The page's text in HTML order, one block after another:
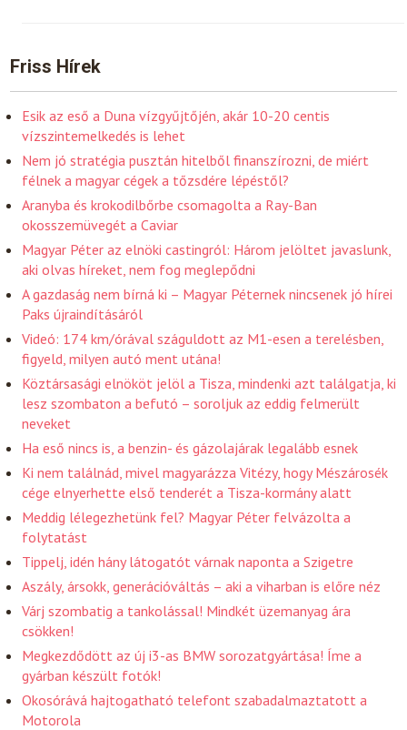
Friss Hírek
Esik az eső a Duna vízgyűjtőjén, akár 10-20 centis
vízszintemelkedés is lehet
Nem jó stratégia pusztán hitelből finanszírozni, de miért
félnek a magyar cégek a tőzsdére lépéstől?
Aranyba és krokodilbőrbe csomagolta a Ray-Ban
okosszemüvegét a Caviar
Magyar Péter az elnöki castingról: Három jelöltet javaslunk,
aki olvas híreket, nem fog meglepődni
A gazdaság nem bírná ki – Magyar Péternek nincsenek jó hírei
Paks újraindításáról
Videó: 174 km/órával száguldott az M1-esen a terelésben,
figyeld, milyen autó ment utána!
Köztársasági elnököt jelöl a Tisza, mindenki azt találgatja, ki
lesz szombaton a befutó – soroljuk az eddig felmerült
neveket
Ha eső nincs is, a benzin- és gázolajárak legalább esnek
Ki nem találnád, mivel magyarázza Vitézy, hogy Mészárosék
cége elnyerhette első tenderét a Tisza-kormány alatt
Meddig lélegezhetünk fel? Magyar Péter felvázolta a
folytatást
Tippelj, idén hány látogatót várnak naponta a Szigetre
Aszály, ársokk, generációváltás – aki a viharban is előre néz
Várj szombatig a tankolással! Mindkét üzemanyag ára
csökken!
Megkezdődött az új i3-as BMW sorozatgyártása! Íme a
gyárban készült fotók!
Okosórává hajtogatható telefont szabadalmaztatott a
Motorola